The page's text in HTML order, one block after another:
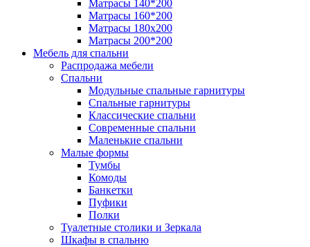
Матрасы 140*200
Матрасы 160*200
Матрасы 180x200
Матрасы 200*200
Мебель для спальни
Распродажа мебели
Спальни
Модульные спальные гарнитуры
Спальные гарнитуры
Классические спальни
Современные спальни
Маленькие спальни
Малые формы
Тумбы
Комоды
Банкетки
Пуфики
Полки
Туалетные столики и Зеркала
Шкафы в спальню